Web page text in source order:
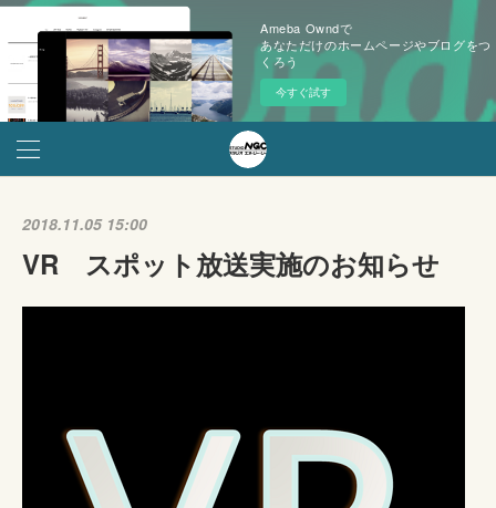
Ameba Owndで
あなただけのホームページやブログをつ
くろう
今すぐ試す
2018.11.05 15:00
VR スポット放送実施のお知らせ